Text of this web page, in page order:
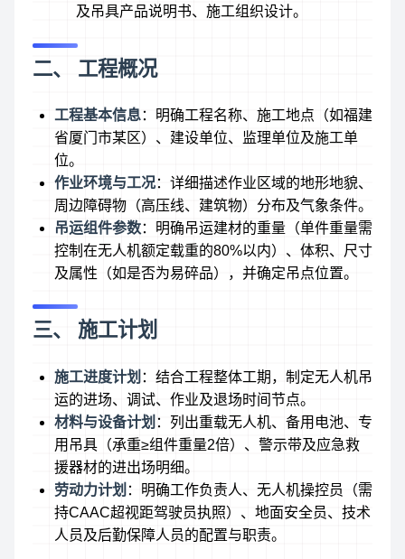
及吊具产品说明书、施工组织设计。
二、 工程概况
工程基本信息：明确工程名称、施工地点（如福建
省厦门市某区）、建设单位、监理单位及施工单
位。
作业环境与工况：详细描述作业区域的地形地貌、
周边障碍物（高压线、建筑物）分布及气象条件。
吊运组件参数：明确吊运建材的重量（单件重量需
控制在无人机额定载重的80%以内）、体积、尺寸
及属性（如是否为易碎品），并确定吊点位置。
三、 施工计划
施工进度计划 ：结合工程整体工期，制定无人机吊
运的进场、调试、作业及退场时间节点。
材料与设备计划 ：列出重载无人机、备用电池、专
用吊具（承重≥组件重量2倍）、警示带及应急救
援器材的进出场明细。
劳动力计划 ：明确工作负责人、无人机操控员（需
持CAAC超视距驾驶员执照）、地面安全员、技术
人员及后勤保障人员的配置与职责。